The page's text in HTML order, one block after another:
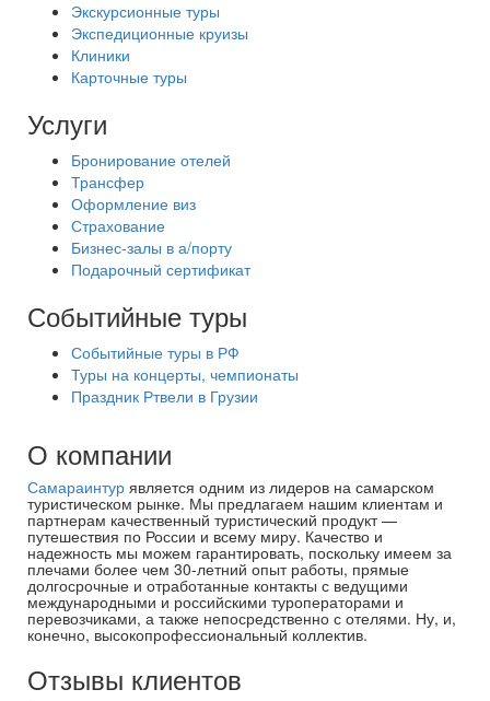
Экскурсионные туры
Экспедиционные круизы
Клиники
Карточные туры
Услуги
Бронирование отелей
Трансфер
Оформление виз
Страхование
Бизнес-залы в а/порту
Подарочный сертификат
Событийные туры
Событийные туры в РФ
Туры на концерты, чемпионаты
Праздник Ртвели в Грузии
О компании
Самараинтур является одним из лидеров на самарском
туристическом рынке. Мы предлагаем нашим клиентам и
партнерам качественный туристический продукт —
путешествия по России и всему миру. Качество и
надежность мы можем гарантировать, поскольку имеем за
плечами более чем 30-летний опыт работы, прямые
долгосрочные и отработанные контакты с ведущими
международными и российскими туроператорами и
перевозчиками, а также непосредственно с отелями. Ну, и,
конечно, высокопрофессиональный коллектив.
Отзывы клиентов